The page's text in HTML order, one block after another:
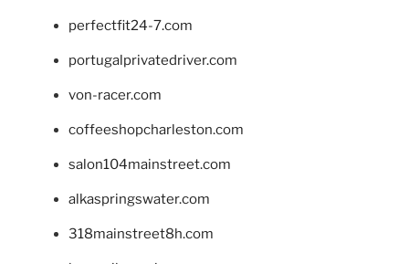
perfectfit24-7.com
portugalprivatedriver.com
von-racer.com
coffeeshopcharleston.com
salon104mainstreet.com
alkaspringswater.com
318mainstreet8h.com